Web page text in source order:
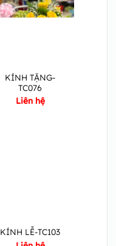
KÍNH TẶNG-
TC076
Liên hệ
KÍNH LỄ-TC103